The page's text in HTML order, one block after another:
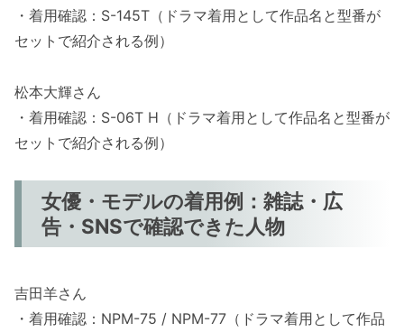
・着用確認：S-145T（ドラマ着用として作品名と型番が
セットで紹介される例）
松本大輝さん
・着用確認：S-06T H（ドラマ着用として作品名と型番が
セットで紹介される例）
女優・モデルの着用例：雑誌・広
告・SNSで確認できた人物
吉田羊さん
・着用確認：NPM-75 / NPM-77（ドラマ着用として作品